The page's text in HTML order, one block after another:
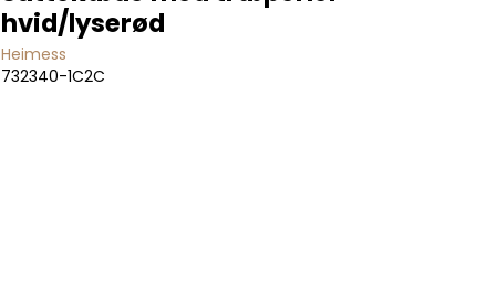
hvid/lyserød
Heimess
732340-1C2C